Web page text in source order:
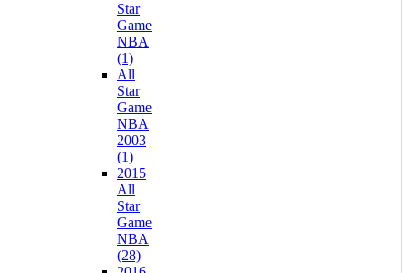
Star
Game
NBA
(1)
All
Star
Game
NBA
2003
(1)
2015
All
Star
Game
NBA
(28)